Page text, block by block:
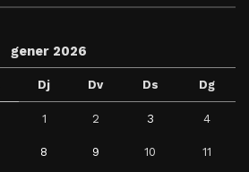
gener 2026
Dj Dv Ds Dg
1 2 3 4
8 9 10 11